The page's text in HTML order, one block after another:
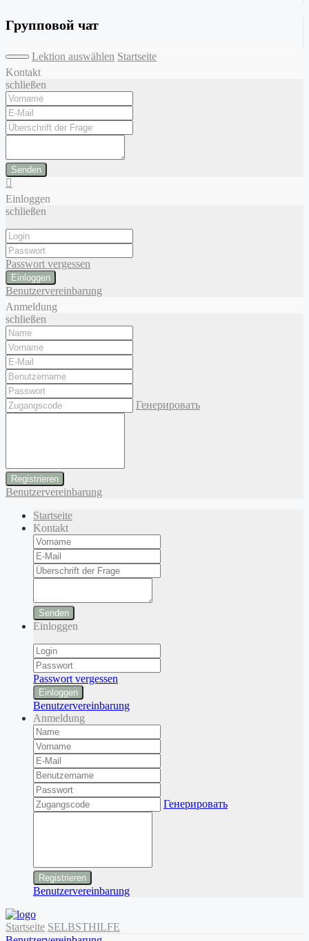
Групповой чат
Lektion auswählen Startseite
Kontakt
schließen
Senden
Einloggen
schließen
Passwort vergessen
Einloggen
Benutzervereinbarung
Anmeldung
schließen
Генерировать
Benutzervereinbarung
Startseite
Kontakt
Senden
Einloggen
Passwort vergessen
Einloggen
Benutzervereinbarung
Anmeldung
Генерировать
Benutzervereinbarung
Startseite SELBSTHILFE